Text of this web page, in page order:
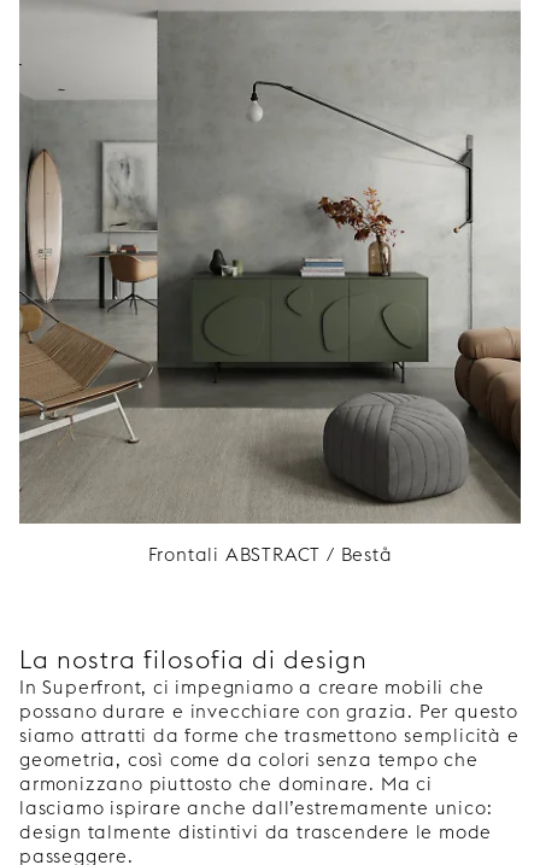
Frontali ABSTRACT / Bestå
La nostra filosofia di design
In Superfront, ci impegniamo a creare mobili che
possano durare e invecchiare con grazia. Per questo
siamo attratti da forme che trasmettono semplicità e
geometria, così come da colori senza tempo che
armonizzano piuttosto che dominare. Ma ci
lasciamo ispirare anche dall’estremamente unico:
design talmente distintivi da trascendere le mode
passeggere.